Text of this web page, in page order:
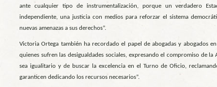
ante cualquier tipo de instrumentalización, porque un verdadero
independiente, una justicia con medios para reforzar el sistema
nuevas amenazas a sus derechos”.
Victoria Ortega también ha recordado el papel de abogadas y abogados
quienes sufren las desigualdades sociales, expresando el compromiso de
sea igualitario y de buscar la excelencia en el Turno de Oficio,
garanticen dedicando los recursos necesarios”.